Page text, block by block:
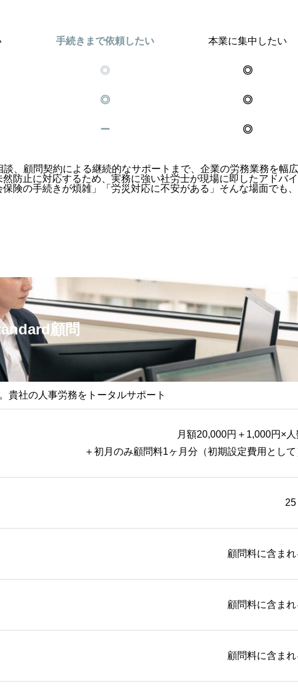
手続きまで依頼したい 本業に集中したい
◎ ◎
◎ ◎
ー ◎
、顧問契約による継続的なサポートまで、企業の労務業務を幅
防止に対応するため、実務に強い社労士が現場に即したアドバ
険の手続きが煩雑」「労災対応に不安がある」そんな場面でも
顧問
貴社の人事労務をトータルサポート
月額20,000円＋1,000円×人
＋初月のみ顧問料1ヶ月分（初期設定費用として
25
顧問料に含まれ
顧問料に含まれ
顧問料に含まれ